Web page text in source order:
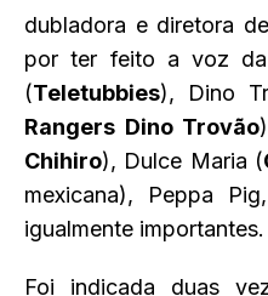
dubladora e diretora
por ter feito a voz
(Teletubbies), Dino
Rangers Dino Trovão
Chihiro), Dulce Maria (
mexicana), Peppa
igualmente importantes.
Foi indicada duas